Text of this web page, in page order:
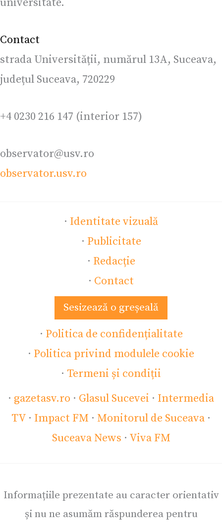
Contact
strada Universității, numărul 13A, Suceava,
județul Suceava, 720229
+4 0230 216 147 (interior 157)
observator@usv.ro
observator.usv.ro
· Identitate vizuală
· Publicitate
· Redacție
· Contact
Sesizează o greșeală
· Politica de confidențialitate
· Politica privind modulele cookie
· Termeni și condiții
· gazetasv.ro · Glasul Sucevei · Intermedia
TV · Impact FM · Monitorul de Suceava ·
Suceava News · Viva FM
Informațiile prezentate au caracter orientativ
și nu ne asumăm răspunderea pentru